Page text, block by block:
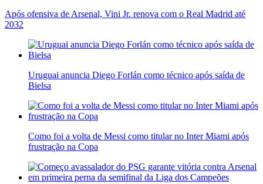
Após ofensiva de Arsenal, Vini Jr. renova com o Real Madrid até
2032
Uruguai anuncia Diego Forlán como técnico após saída de
Bielsa
Como foi a volta de Messi como titular no Inter Miami após
frustração na Copa